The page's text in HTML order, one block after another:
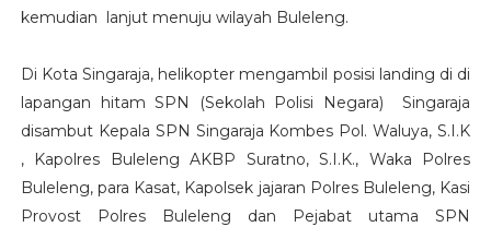
kemudian lanjut menuju wilayah Buleleng.
Di Kota Singaraja, helikopter mengambil posisi landing di di
lapangan hitam SPN (Sekolah Polisi Negara) Singaraja
disambut Kepala SPN Singaraja Kombes Pol. Waluya, S.I.K
, Kapolres Buleleng AKBP Suratno, S.I.K., Waka Polres
Buleleng, para Kasat, Kapolsek jajaran Polres Buleleng, Kasi
Provost Polres Buleleng dan Pejabat utama SPN